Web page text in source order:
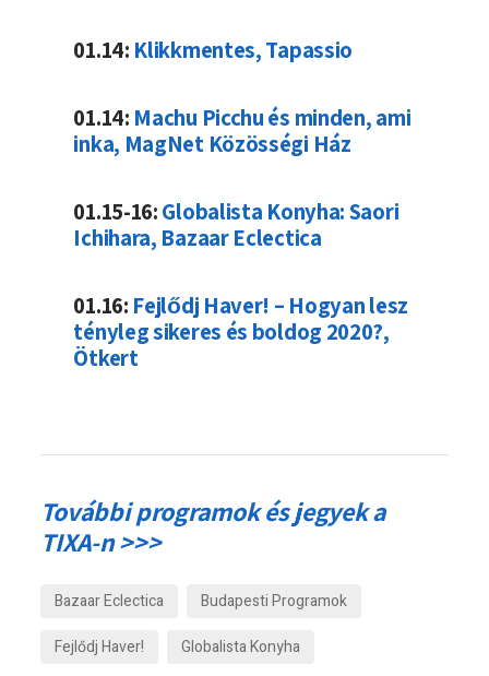
01.14: Klikkmentes, Tapassio
01.14: Machu Picchu és minden, ami
inka, MagNet Közösségi Ház
01.15-16:Globalista Konyha: Saori
Ichihara, Bazaar Eclectica
01.16: Fejlődj Haver! – Hogyan lesz
tényleg sikeres és boldog 2020?,
Ötkert
További programok és jegyek a
TIXA-n >>>
Bazaar Eclectica
Budapesti Programok
Fejlődj Haver!
Globalista Konyha